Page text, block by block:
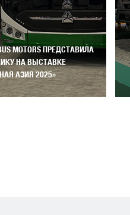
MOTORS ПРЕДСТАВИЛА
НА ВЫСТАВКЕ
АЗИЯ 2025»